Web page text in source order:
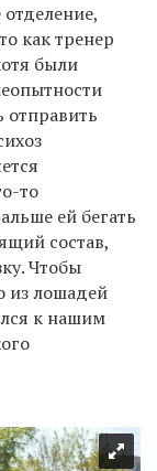
как тренер
были
то
ей бегать
состав,
Чтобы
из лошадей
к нашим